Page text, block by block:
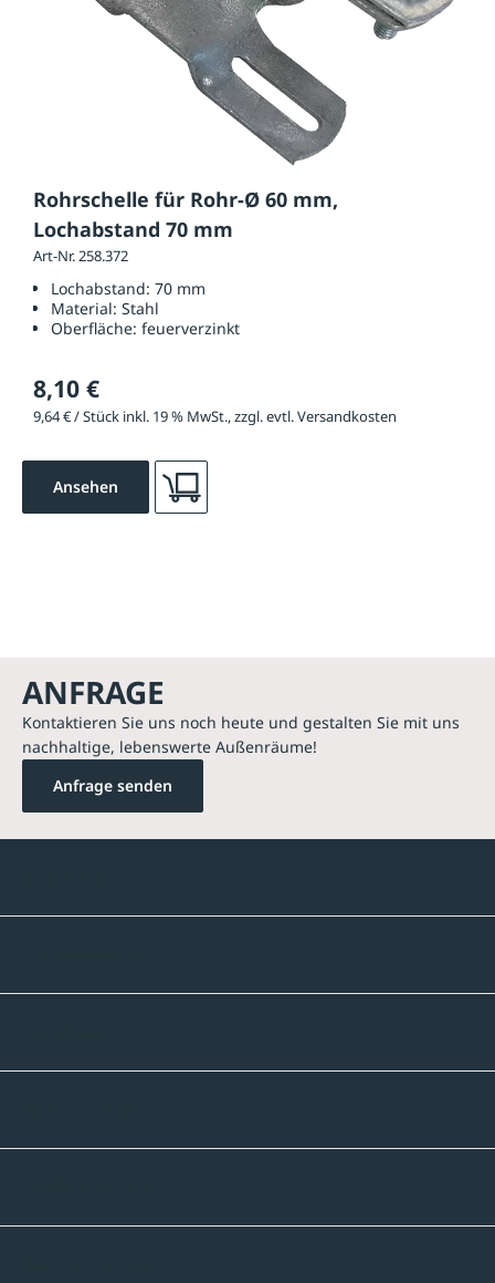
Rohrschelle für Rohr-Ø 60 mm,
Lochabstand 70 mm
Art-Nr. 258.372
Lochabstand: 70 mm
Material: Stahl
Oberfläche: feuerverzinkt
8,10 €
9,64 € / Stück inkl. 19 % MwSt., zzgl. evtl. Versandkosten
Ansehen
ANFRAGE
Kontaktieren Sie uns noch heute und gestalten Sie mit uns
nachhaltige, lebenswerte Außenräume!
Anfrage senden